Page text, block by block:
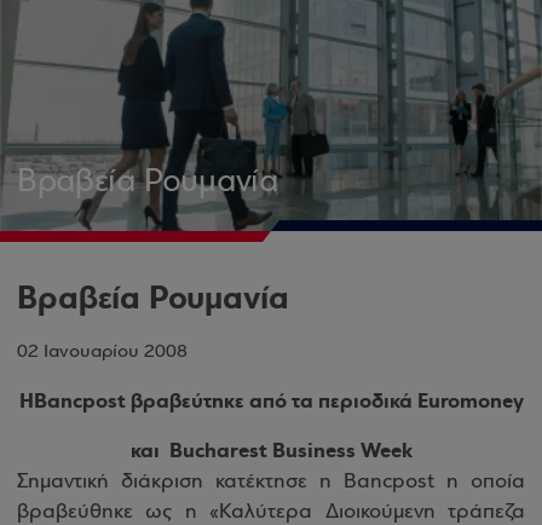
Βραβεία Ρουμανία
Βραβεία Ρουμανία
02 Ιανουαρίου 2008
ΗBancpostβραβεύτηκε από τα περιοδικά Euromoney
και Bucharest Business Week
Σημαντική διάκριση κατέκτησε η Bancpost η οποία
βραβεύθηκε ως η «Καλύτερα Διοικούμενη τράπεζα